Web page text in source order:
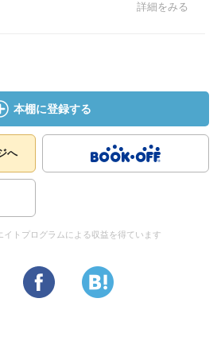
詳細をみる
本棚に登録する
へ
イトプログラムによる収益を得ています